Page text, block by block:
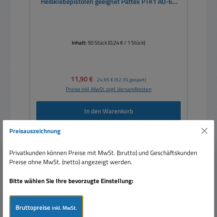
HOTMELT
Inhalt: 50 Stück(0,24 € / 1 Stück)
Verkaufspreis:
11,90 € Regulärer Preis:
24,95 € (52.3% gespart)
Preise inkl. MwSt. zzgl. Versandkosten
In den Warenkorb
Preisauszeichnung
Privatkunden können Preise mit MwSt. (brutto) und Geschäftskunden
Preise ohne MwSt. (netto) angezeigt werden.
Bitte wählen Sie Ihre bevorzugte Einstellung:
Bruttopreiseinkl. MwSt.